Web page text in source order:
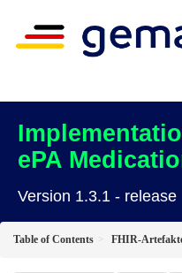
ePA
Version 1.3.1 - release
Table of Contents FHIR-